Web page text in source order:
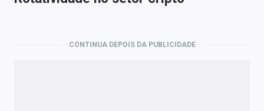
CONTINUA DEPOIS DA PUBLICIDADE